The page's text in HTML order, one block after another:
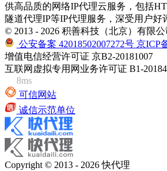
供高品质的网络IP代理云服务，包括
隧道代理IP等IP代理服务，深受用户好
© 2013 - 2026 积善科技（北京）有限公
公安备案 42018502007272号 京ICP
增值电信经营许可证 京B2-20181007
互联网虚拟专用网业务许可证 B1-
8ms
可信网站
诚信示范单位
Copyright © 2013 - 2026 快代理